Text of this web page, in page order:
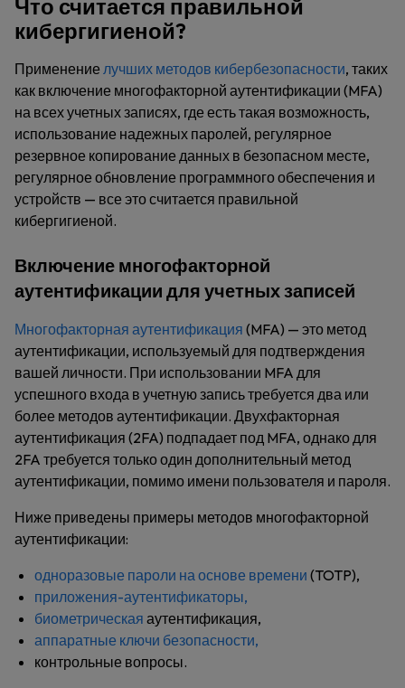
Что считается правильной
кибергигиеной?
Применение лучших методов кибербезопасности, таких
как включение многофакторной аутентификации (MFA)
на всех учетных записях, где есть такая возможность,
использование надежных паролей, регулярное
резервное копирование данных в безопасном месте,
регулярное обновление программного обеспечения и
устройств — все это считается правильной
кибергигиеной.
Включение многофакторной
аутентификации для учетных записей
Многофакторная аутентификация (MFA) — это метод
аутентификации, используемый для подтверждения
вашей личности. При использовании MFA для
успешного входа в учетную запись требуется два или
более методов аутентификации. Двухфакторная
аутентификация (2FA) подпадает под MFA, однако для
2FA требуется только один дополнительный метод
аутентификации, помимо имени пользователя и пароля.
Ниже приведены примеры методов многофакторной
аутентификации:
одноразовые пароли на основе времени (TOTP),
приложения-аутентификаторы,
биометрическая аутентификация,
аппаратные ключи безопасности,
контрольные вопросы.